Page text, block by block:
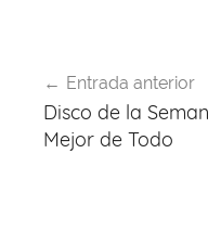
de
entradas
Entrada anterior
Disco de la
Mejor de Todo